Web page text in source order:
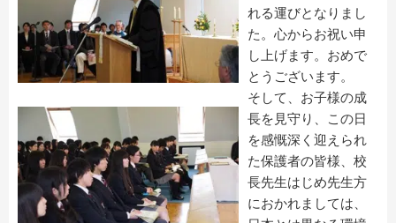
れる運びとなりまし
た。心からお祝い申
し上げます。おめで
とうございます。
そして、お子様の成
長を見守り、この日
を感慨深く迎えられ
た保護者の皆様、校
長先生はじめ先生方
におかれましては、